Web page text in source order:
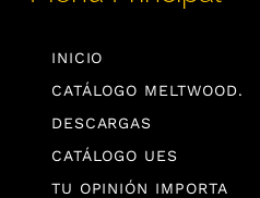
INICIO
CATÁLOGO MELTWOOD.
DESCARGAS
CATÁLOGO UES
TU OPINIÓN IMPORTA